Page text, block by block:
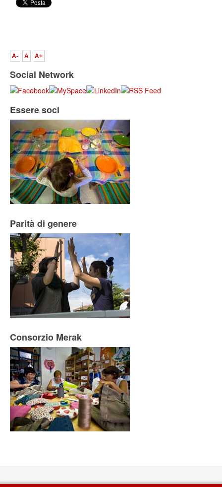
A- A A+
Social Network
Essere soci
Parità di genere
Consorzio Merak